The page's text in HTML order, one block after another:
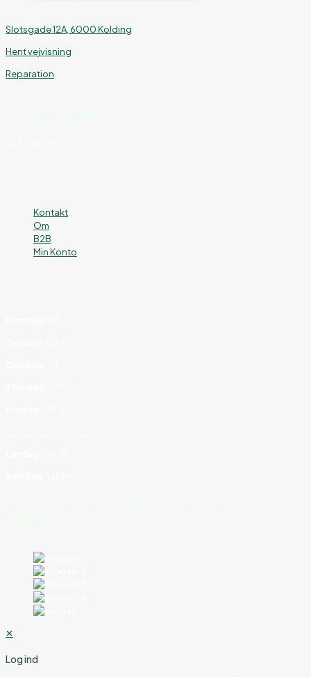
Slotsgade 12A, 6000 Kolding
Hent vejvisning
Reparation
Kontakt
Om
B2B
Min Konto
✕
Log ind